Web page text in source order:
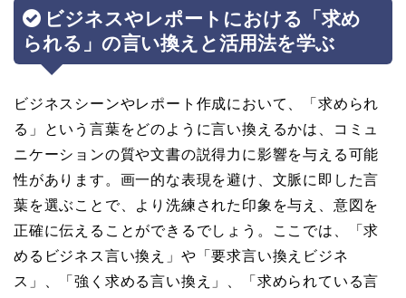
ビジネスやレポートにおける「求め
られる」の言い換えと活用法を学ぶ
ビジネスシーンやレポート作成において、「求められ
る」という言葉をどのように言い換えるかは、コミュ
ニケーションの質や文書の説得力に影響を与える可能
性があります。画一的な表現を避け、文脈に即した言
葉を選ぶことで、より洗練された印象を与え、意図を
正確に伝えることができるでしょう。ここでは、「求
めるビジネス言い換え」や「要求言い換えビジネ
ス」、「強く求める言い換え」、「求められている言